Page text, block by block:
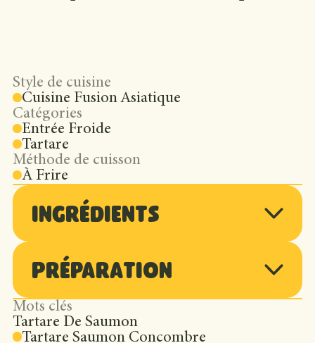
Style de cuisine
Cuisine Fusion Asiatique
Catégories
Entrée Froide
Tartare
Méthode de cuisson
À Frire
Ingrédients
250 g de saumon de qualité tartare,
1 mini-concombre Gen V, coupé en
Préparation
Dans un bol, mélanger le saumon,
Mots clés
Tartare De Saumon
Tartare Saumon Concombre